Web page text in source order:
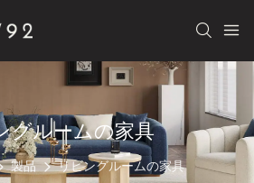
グルームの家具
製品 リビングルームの家具